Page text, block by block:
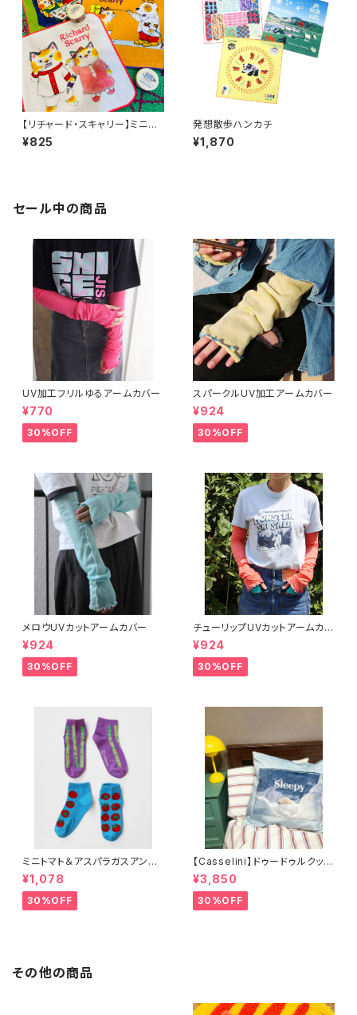
【リチャード・スキャリー】ミニハ
ンドタオル
¥825
発想散歩ハンカチ
¥1,870
セール中の商品
UV加工フリルゆるアームカバー
¥770
30%OFF
スパークルUV加工アームカバー
¥924
30%OFF
メロウUVカットアームカバー
¥924
30%OFF
チューリップUVカットアームカバ
ー
¥924
30%OFF
ミニトマト＆アスパラガスアンク
ルソックス 2P
¥1,078
30%OFF
【Casselini】ドゥードゥルクッシ
ョンカバー
¥3,850
30%OFF
その他の商品